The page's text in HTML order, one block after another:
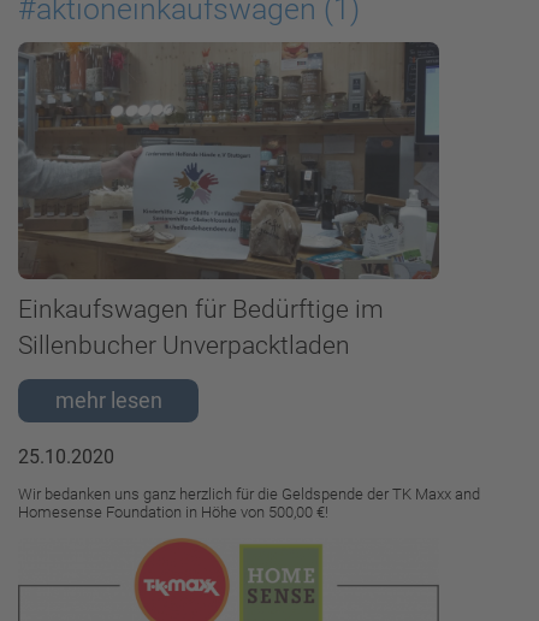
#aktioneinkaufswagen (1)
Einkaufswagen für Bedürftige im
Sillenbucher Unverpacktladen
Wir bedanken uns ganz herzlich für die Geldspende der TK Maxx and
Homesense Foundation in Höhe von 500,00 €!
25.10.2020